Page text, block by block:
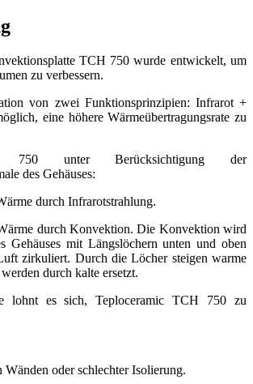
TCH 750 wurde entwickelt, um
zu verbessern.
von zwei Funktionsprinzipien: Infrarot +
eine höhere Wärmeübertragungsrate zu
750 unter Berücksichtigung der
des Gehäuses:
durch Infrarotstrahlung.
durch Konvektion. Die Konvektion wird
Gehäuses mit Längslöchern unten und oben
zirkuliert. Durch die Löcher steigen warme
durch kalte ersetzt.
lohnt es sich, TeploceramicTCH 750 zu
Wänden oder schlechter Isolierung.